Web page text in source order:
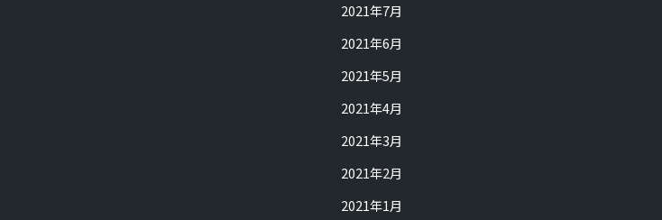
2021年7月
2021年6月
2021年5月
2021年4月
2021年3月
2021年2月
2021年1月